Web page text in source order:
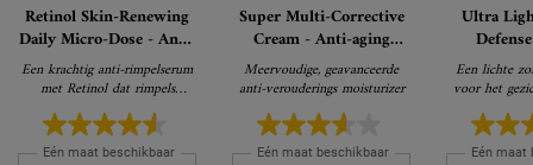
Retinol Skin-Renewing
Daily Micro-Dose - Anti-
Rimpel Serum
Een krachtig anti-rimpelserum
met Retinol dat rimpels
zichtbaar vermindert, de huid
verstevigt en de huidtextuur
verfijnt voor zichtbare
Eén maat beschikbaar
Super Multi-Corrective
Cream - Anti-aging
Gezichtscrème
Meervoudige, geavanceerde
anti-verouderings moisturizer
Eén maat beschikbaar
Ultra
het
Een lichte
voor het
PA,
Eén maat